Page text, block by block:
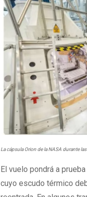
La cápsula Orion de la NASA durante
El vuelo pondrá a
cuyo escudo térmico